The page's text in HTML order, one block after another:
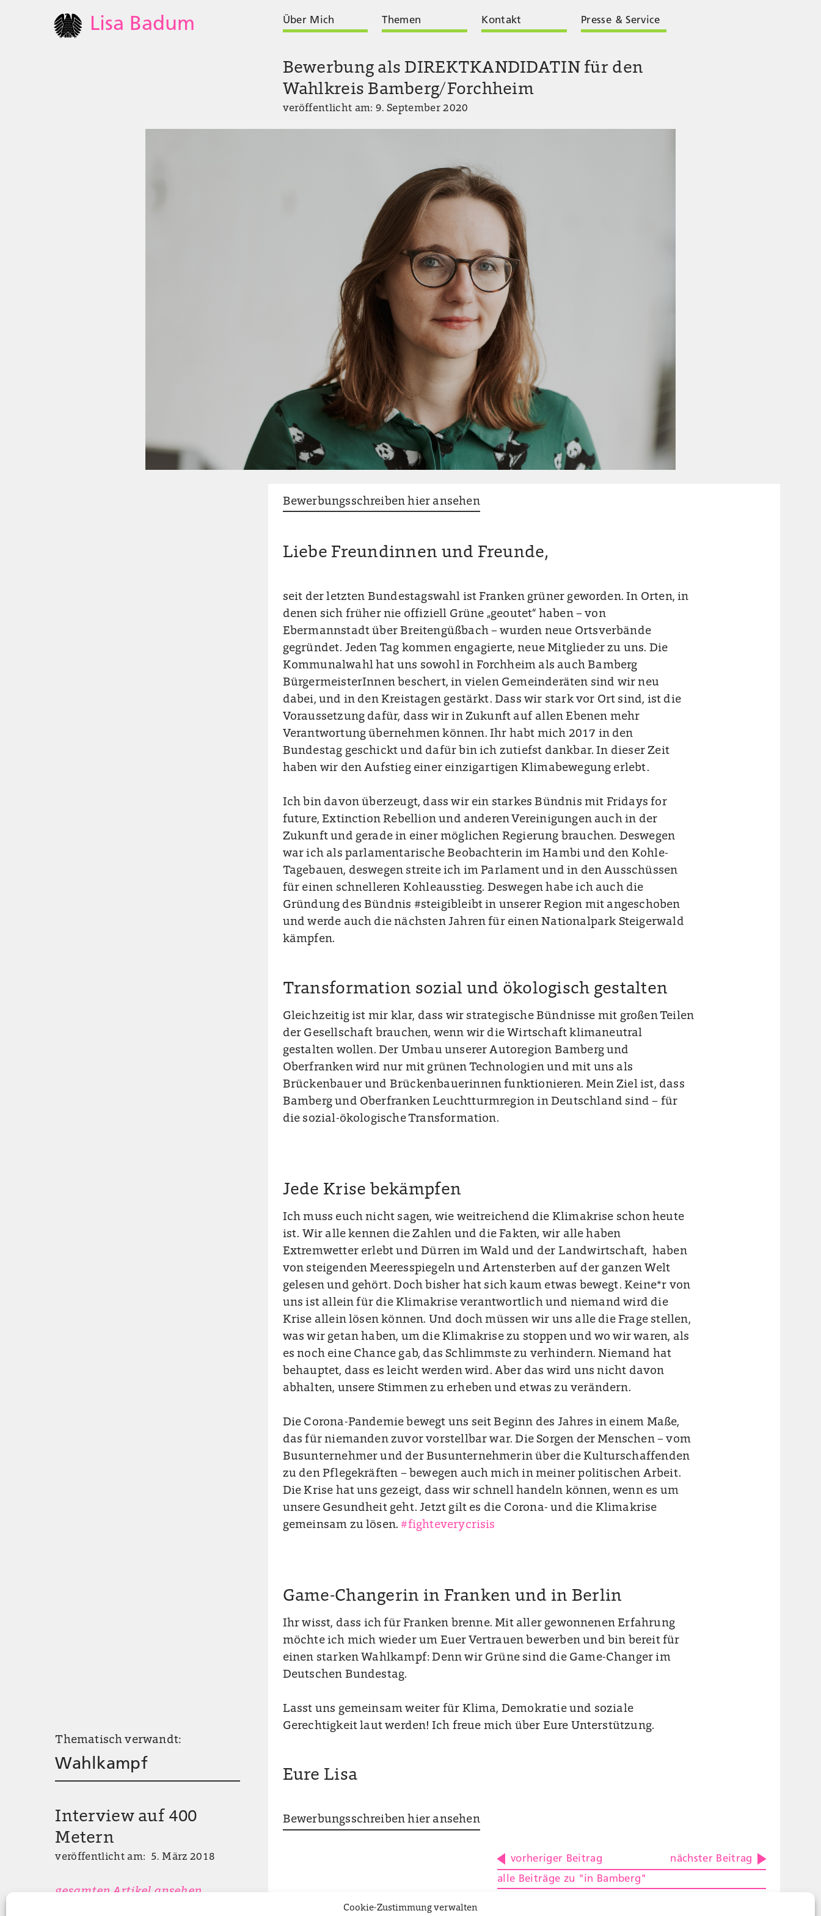
Cookie-Zustimmung verwalten
Lisa Badum Über Mich Themen Kontakt Presse & Service
Bewerbung als DIREKTKANDIDATIN für den
Wahlkreis Bamberg/Forchheim
veröffentlicht am: 9. September 2020
Thematisch verwandt:
Wahlkampf
Interview auf 400
Metern
veröffentlicht am: 5. März 2018
gesamten Artikel ansehen
Bewerbungsschreiben hier ansehen
Liebe Freundinnen und Freunde,
seit der letzten Bundestagswahl ist Franken grüner geworden. In Orten, in
denen sich früher nie offiziell Grüne „geoutet“ haben – von
Ebermannstadt über Breitengüßbach – wurden neue Ortsverbände
gegründet. Jeden Tag kommen engagierte, neue Mitglieder zu uns. Die
Kommunalwahl hat uns sowohl in Forchheim als auch Bamberg
BürgermeisterInnen beschert, in vielen Gemeinderäten sind wir neu
dabei, und in den Kreistagen gestärkt. Dass wir stark vor Ort sind, ist die
Voraussetzung dafür, dass wir in Zukunft auf allen Ebenen mehr
Verantwortung übernehmen können. Ihr habt mich 2017 in den
Bundestag geschickt und dafür bin ich zutiefst dankbar. In dieser Zeit
haben wir den Aufstieg einer einzigartigen Klimabewegung erlebt.
Ich bin davon überzeugt, dass wir ein starkes Bündnis mit Fridays for
future, Extinction Rebellion und anderen Vereinigungen auch in der
Zukunft und gerade in einer möglichen Regierung brauchen. Deswegen
war ich als parlamentarische Beobachterin im Hambi und den Kohle-
Tagebauen, deswegen streite ich im Parlament und in den Ausschüssen
für einen schnelleren Kohleausstieg. Deswegen habe ich auch die
Gründung des Bündnis #steigibleibt in unserer Region mit angeschoben
und werde auch die nächsten Jahren für einen Nationalpark Steigerwald
kämpfen.
Transformation sozial und ökologisch gestalten
Gleichzeitig ist mir klar, dass wir strategische Bündnisse mit großen Teilen
der Gesellschaft brauchen, wenn wir die Wirtschaft klimaneutral
gestalten wollen. Der Umbau unserer Autoregion Bamberg und
Oberfranken wird nur mit grünen Technologien und mit uns als
Brückenbauer und Brückenbauerinnen funktionieren. Mein Ziel ist, dass
Bamberg und Oberfranken Leuchtturmregion in Deutschland sind – für
die sozial-ökologische Transformation.
Jede Krise bekämpfen
Ich muss euch nicht sagen, wie weitreichend die Klimakrise schon heute
ist. Wir alle kennen die Zahlen und die Fakten, wir alle haben
Extremwetter erlebt und Dürren im Wald und der Landwirtschaft, haben
von steigenden Meeresspiegeln und Artensterben auf der ganzen Welt
gelesen und gehört. Doch bisher hat sich kaum etwas bewegt. Keine*r von
uns ist allein für die Klimakrise verantwortlich und niemand wird die
Krise allein lösen können. Und doch müssen wir uns alle die Frage stellen,
was wir getan haben, um die Klimakrise zu stoppen und wo wir waren, als
es noch eine Chance gab, das Schlimmste zu verhindern. Niemand hat
behauptet, dass es leicht werden wird. Aber das wird uns nicht davon
abhalten, unsere Stimmen zu erheben und etwas zu verändern.
Die Corona-Pandemie bewegt uns seit Beginn des Jahres in einem Maße,
das für niemanden zuvor vorstellbar war. Die Sorgen der Menschen – vom
Busunternehmer und der Busunternehmerin über die Kulturschaffenden
zu den Pflegekräften – bewegen auch mich in meiner politischen Arbeit.
Die Krise hat uns gezeigt, dass wir schnell handeln können, wenn es um
unsere Gesundheit geht. Jetzt gilt es die Corona- und die Klimakrise
gemeinsam zu lösen.#fighteverycrisis
Game-Changerin in Franken und in Berlin
Ihr wisst, dass ich für Franken brenne. Mit aller gewonnenen Erfahrung
möchte ich mich wieder um Euer Vertrauen bewerben und bin bereit für
einen starken Wahlkampf: Denn wir Grüne sind die Game-Changer im
Deutschen Bundestag.
Lasst uns gemeinsam weiter für Klima, Demokratie und soziale
Gerechtigkeit laut werden! Ich freue mich über Eure Unterstützung.
Eure Lisa
Bewerbungsschreiben hier ansehen
vorheriger Beitrag
nächster Beitrag
alle Beiträge zu "in Bamberg"